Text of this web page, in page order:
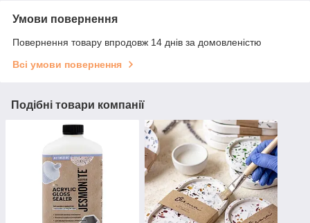
Умови повернення
Повернення товару впродовж 14 днів за домовленістю
Всі умови повернення
Подібні товари компанії